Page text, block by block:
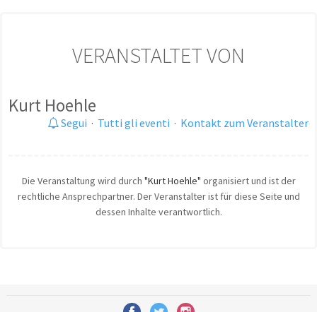
VERANSTALTET VON
Kurt Hoehle
Segui · Tutti gli eventi · Kontakt zum Veranstalter
Die Veranstaltung wird durch "Kurt Hoehle" organisiert und ist der
rechtliche Ansprechpartner. Der Veranstalter ist für diese Seite und
dessen Inhalte verantwortlich.